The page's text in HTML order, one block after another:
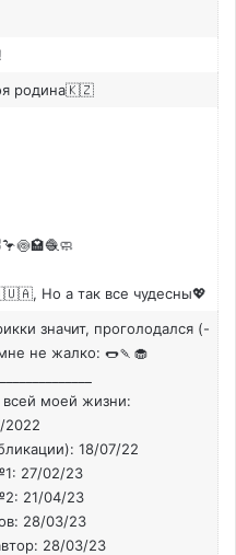
родина🇰🇿
а так все чудесны💖
значит, проголодался (-
не жалко: 🌭🍡🧁
моей жизни:
2022
18/07/22
27/02/23
21/04/23
28/03/23
28/03/23